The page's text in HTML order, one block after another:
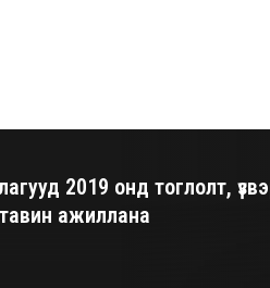
2019 онд тоглолт,
тавин ажиллана